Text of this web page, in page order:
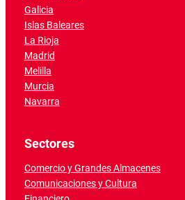
Galicia
Islas Baleares
La Rioja
Madrid
Melilla
Murcia
Navarra
Sectores
Comercio y Grandes Almacenes
Comunicaciones y Cultura